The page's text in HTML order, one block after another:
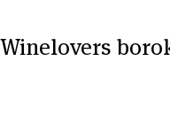
Winelovers